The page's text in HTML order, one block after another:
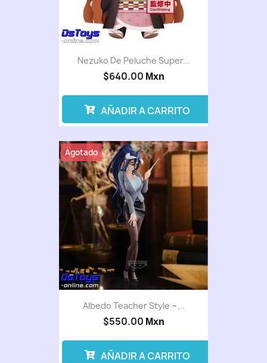
Nezuko De Peluche Super...
$640.00 Mxn
AÑADIR A CARRITO
Albedo Teacher Style ~...
$550.00 Mxn
Agotado
AÑADIR A CARRITO